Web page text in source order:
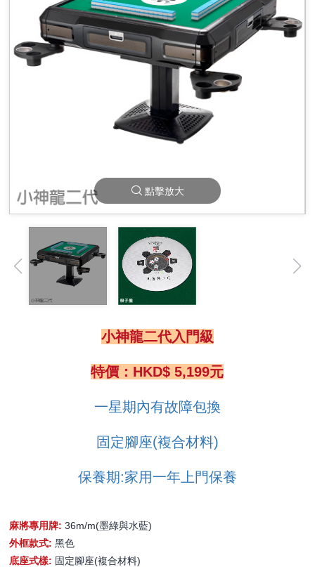
點擊放大
小神龍二代入門級
特價：HKD$ 5,199元
一星期內有故障包換
固定腳座(複合材料)
保養期:家用一年上門保養
麻將專用牌:36m/m(墨綠與水藍)
外框款式:黑色
底座式樣: 固定腳座(複合材料)